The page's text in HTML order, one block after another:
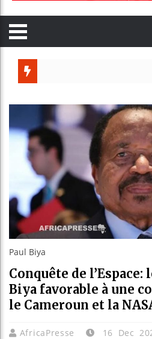
Paul Biya
Conquête de
Biya favorable à une
le Cameroun et la
AfricaPresse 16 Dec